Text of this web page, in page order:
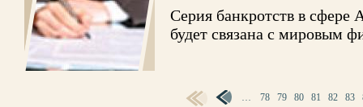
Серия банкротств в
будет связана с мировым
СТРАНИЦЫ
… 78 79 80 81 82 83